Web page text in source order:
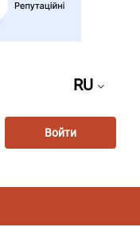
RU
Войти